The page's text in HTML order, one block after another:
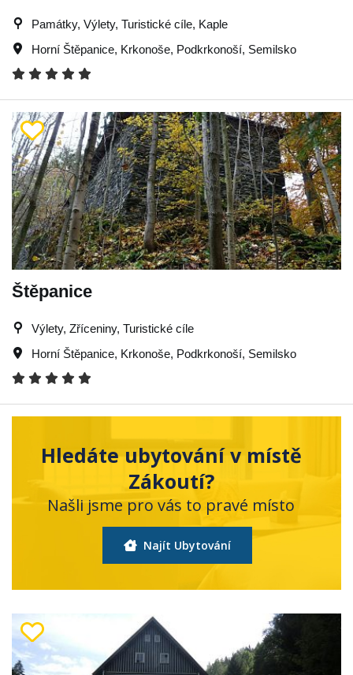
Památky, Výlety, Turistické cíle, Kaple
Horní Štěpanice, Krkonoše, Podkrkonoší, Semilsko
Štěpanice
Výlety, Zříceniny, Turistické cíle
Horní Štěpanice, Krkonoše, Podkrkonoší, Semilsko
Hledáte ubytování v místě
Zákoutí?
Našli jsme pro vás to pravé místo
Najít Ubytování